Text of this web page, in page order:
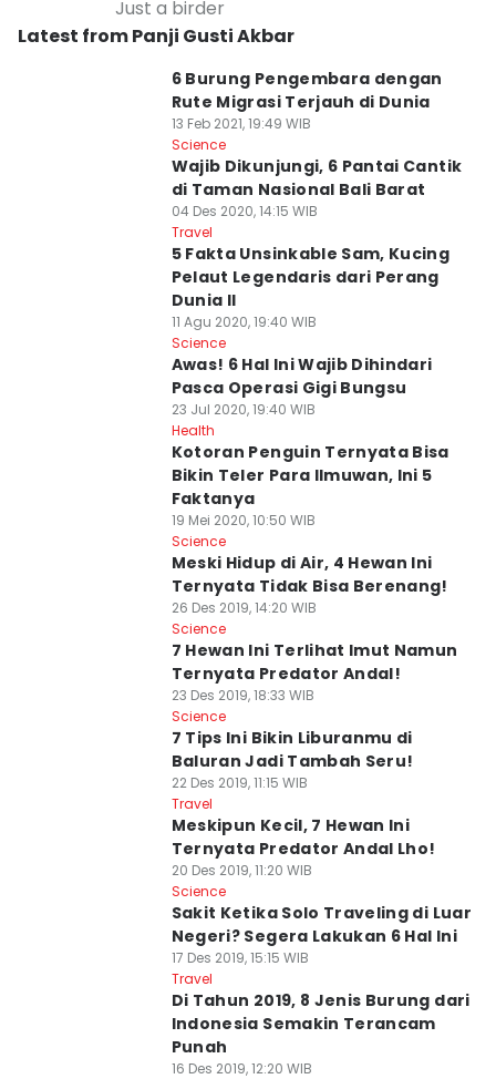
Just a birder
Latest from Panji Gusti Akbar
6 Burung Pengembara dengan
Rute Migrasi Terjauh di Dunia
13 Feb 2021, 19:49 WIB
Science
Wajib Dikunjungi, 6 Pantai Cantik
di Taman Nasional Bali Barat
04 Des 2020, 14:15 WIB
Travel
5 Fakta Unsinkable Sam, Kucing
Pelaut Legendaris dari Perang
Dunia II
11 Agu 2020, 19:40 WIB
Science
Awas! 6 Hal Ini Wajib Dihindari
Pasca Operasi Gigi Bungsu
23 Jul 2020, 19:40 WIB
Health
Kotoran Penguin Ternyata Bisa
Bikin Teler Para Ilmuwan, Ini 5
Faktanya
19 Mei 2020, 10:50 WIB
Science
Meski Hidup di Air, 4 Hewan Ini
Ternyata Tidak Bisa Berenang!
26 Des 2019, 14:20 WIB
Science
7 Hewan Ini Terlihat Imut Namun
Ternyata Predator Andal!
23 Des 2019, 18:33 WIB
Science
7 Tips Ini Bikin Liburanmu di
Baluran Jadi Tambah Seru!
22 Des 2019, 11:15 WIB
Travel
Meskipun Kecil, 7 Hewan Ini
Ternyata Predator Andal Lho!
20 Des 2019, 11:20 WIB
Science
Sakit Ketika Solo Traveling di Luar
Negeri? Segera Lakukan 6 Hal Ini
17 Des 2019, 15:15 WIB
Travel
Di Tahun 2019, 8 Jenis Burung dari
Indonesia Semakin Terancam
Punah
16 Des 2019, 12:20 WIB